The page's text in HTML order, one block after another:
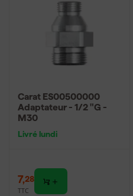
Carat ES00500000
Adaptateur - 1/2 "G -
M30
Livré lundi
7,28
TTC